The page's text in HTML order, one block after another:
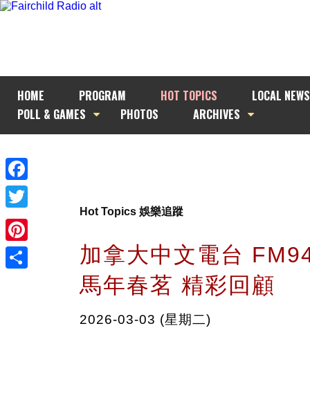
HOME PROGRAM HOT TOPICS
LOCAL NEWS
POLL & GAMES
PHOTOS ARCHIVES
Facebook
Twitter
Pinterest
Hot Topics 娛樂追蹤
加拿大中文電台
馬年春茗 精彩回顧
2026-03-03 (星期二)